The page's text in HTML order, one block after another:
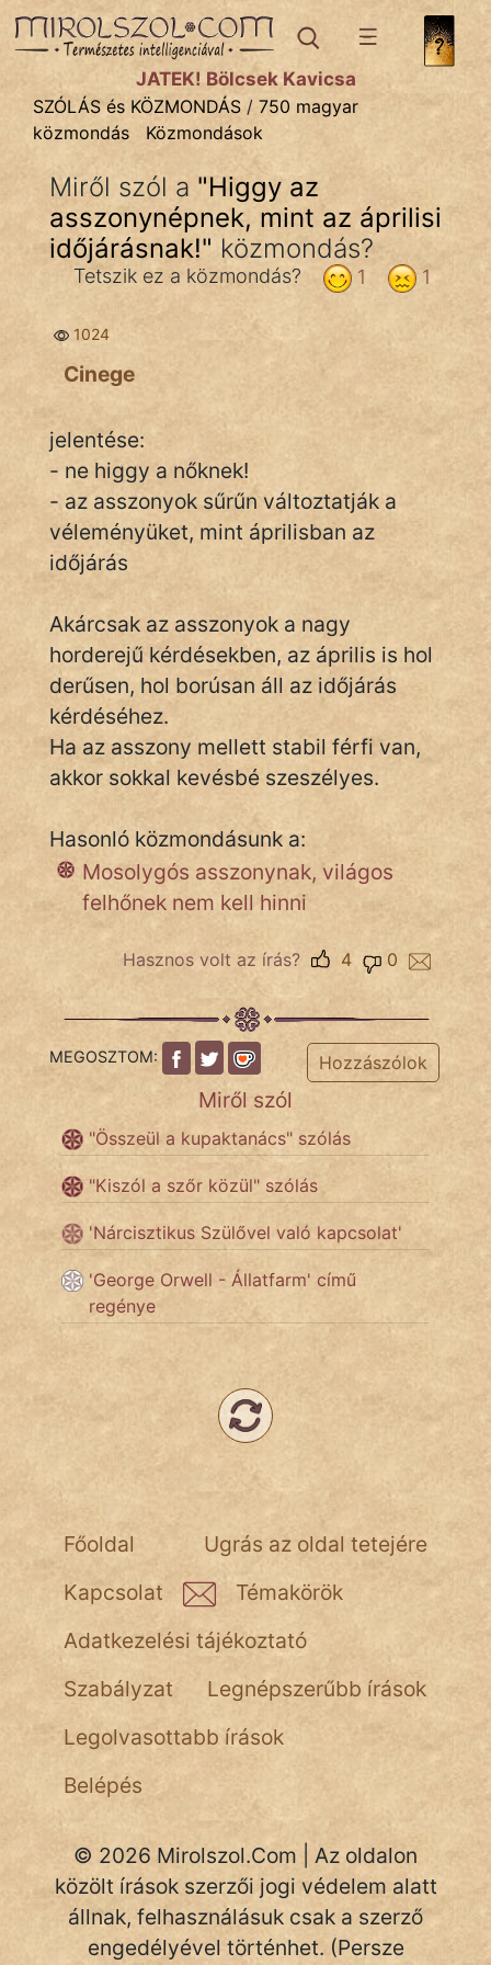
SZÓLÁS ÉS KÖZMONDÁStémák:
Bibliai
Kifejezések
Közmondások
Rímelő
Szállóigék
Szóláscsoportok
Szólások
Tréfás
IRODALOM
SZÓLÁS
És
KÖZMONDÁS
PSZICHO
ZENE
ÉLETMÓD
TÖRTÉNELEM
Népszerű szerzőink:
fantom
Hunor
Jób Gedeon
Láron Ádám
pszichopati
szegény legény
szemfüles
JÁTÉK! Bölcsek Kavicsa
SZÓLÁS és KÖZMONDÁS / 750 magyar
közmondás
Közmondások
Miről szól a "Higgy az
asszonynépnek, mint az áprilisi
időjárásnak!" közmondás?
1
1
Tetszik ez a közmondás?
1024
Cinege
jelentése:
- ne higgy a nőknek!
- az asszonyok sűrűn változtatják a
véleményüket, mint áprilisban az
időjárás
Akárcsak az asszonyok a nagy
horderejű kérdésekben, az április is hol
derűsen, hol borúsan áll az időjárás
kérdéséhez.
Ha az asszony mellett stabil férfi van,
akkor sokkal kevésbé szeszélyes.
Hasonló közmondásunk a:
Mosolygós asszonynak, világos
felhőnek nem kell hinni
Hasznos volt az írás? 0
4
MEGOSZTOM: Hozzászólok
Miről szól
"Összeül a kupaktanács" szólás
"Kiszól a szőr közül" szólás
'Nárcisztikus Szülővel való kapcsolat'
'George Orwell - Állatfarm' című
regénye
Ugrás az oldal tetejére
Főoldal
Kapcsolat
Témakörök
Adatkezelési tájékoztató
Szabályzat
Legnépszerűbb írások
Legolvasottabb írások
Belépés
© 2026 Mirolszol.Com | Az oldalon
közölt írások szerzői jogi védelem alatt
állnak, felhasználásuk csak a szerző
engedélyével történhet. (Persze